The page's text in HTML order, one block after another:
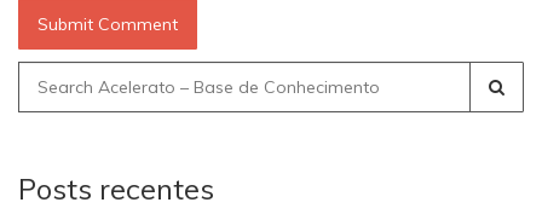
Search
for:
Posts recentes